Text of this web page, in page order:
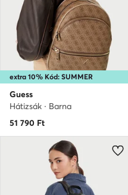
extra 10% Kód: SUMMER
Guess
Hátizsák · Barna
51 790 Ft